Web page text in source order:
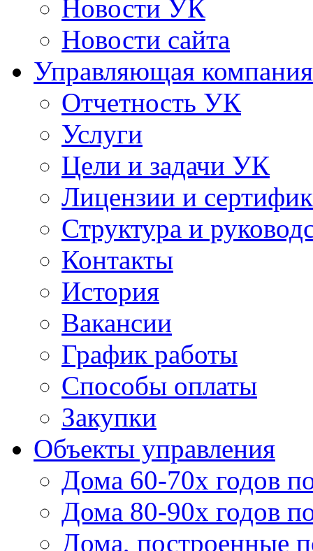
Новости УК
Новости сайта
Управляющая компания
Отчетность УК
Услуги
Цели и задачи УК
Лицензии и
Структура и
Контакты
История
Вакансии
График работы
Способы оплаты
Закупки
Объекты управления
Дома 60-70х годов
Дома 80-90х годов
Дома, построенные